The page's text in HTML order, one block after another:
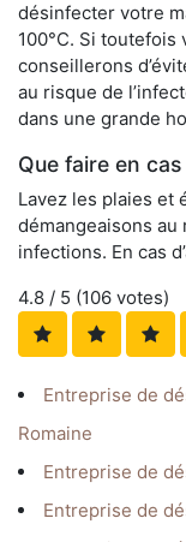
désinfecter votre
100°C. Si
conseillerons
au risque de
dans une grande
Que faire en
Lavez les plaies et
démangeaisons au
infections. En cas
4.8 / 5 (106 votes)
Entreprise de
Romaine
Entreprise de
Entreprise de